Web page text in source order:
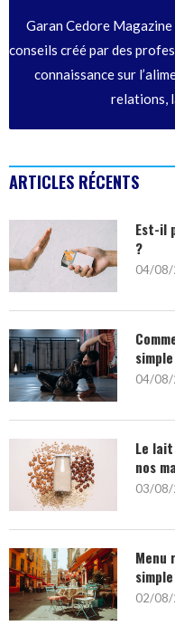
Garan Cedore
conseils créé par des
connaissance sur
relations,
ARTICLES RÉCENTS
Est-il
?
04/08/
04/08/
Le
nos
03/08/
Menu
02/08/